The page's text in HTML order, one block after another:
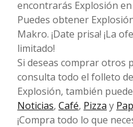
encontrarás Explosión
Puedes obtener
Makro. ¡Date prisa! ¡La
limitado!
Si deseas comprar otros
consulta todo el folleto
Explosión, también
Noticias, Café, Pizza y
¡Compra todo lo que